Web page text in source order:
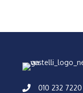
010 232 7220